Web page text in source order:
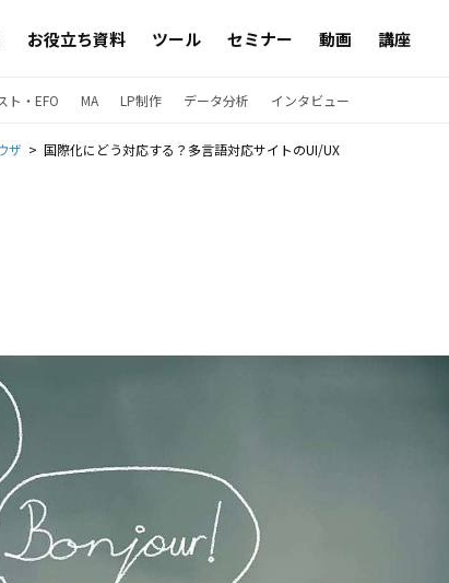
お役立ち資料 ツール セミナー 動画 講座
ト・EFO MA LP制作 データ分析 インタビュー
ザ 国際化にどう対応する？多言語対応サイトのUI/UX